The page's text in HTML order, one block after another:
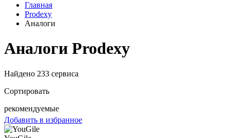
Главная
Prodexy
Аналоги
Аналоги Prodexy
Найдено 233 сервиса
Сортировать
рекомендуемые
Добавить в избранное